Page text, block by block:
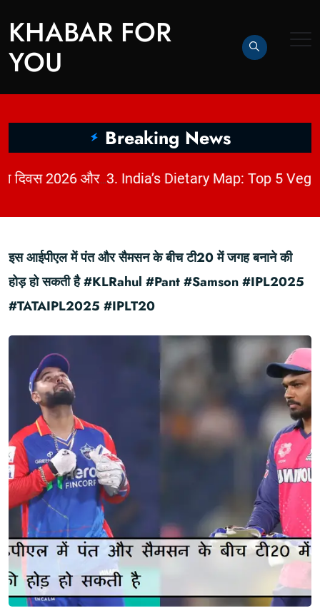
KHABAR FOR
YOU
Breaking News
2. धागों में छिपी कहानी: राष्ट्रीय हथकरघा दिवस 2026 और भारत की बुनाई विरासत | KhabarForYou |
इस आईपीएल में पंत और सैमसन के बीच टी20 में जगह बनाने की
होड़ हो सकती है #KLRahul #Pant #Samson #IPL2025
#TATAIPL2025 #IPLT20